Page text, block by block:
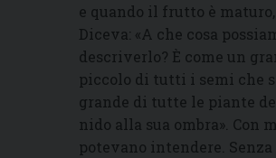
e quando il frutto è
Diceva: «A che cosa
descriverlo? È come un
piccolo di tutti i semi che
grande di tutte le piante
nido alla sua ombra». Con
potevano intendere.